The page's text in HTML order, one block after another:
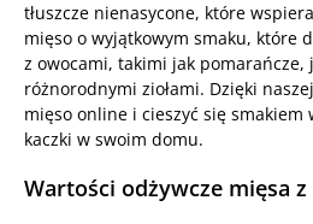
tłuszcze nienasycone, które
mięso o wyjątkowym smaku, które
z owocami, takimi jak pomarańcze,
różnorodnymi ziołami. Dzięki
mięso online i cieszyć się
kaczki w swoim domu.
Wartości odżywcze mięsa z